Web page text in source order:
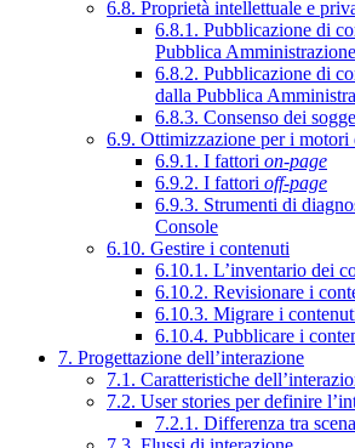
6.8. Proprietà intellettuale e
6.8.1. Pubblicazione di
Pubblica Amministrazione
6.8.2. Pubblicazione di
dalla Pubblica
6.8.3. Consenso dei
6.9. Ottimizzazione per i motori
6.9.1. I fattori on-page
6.9.2. I fattori off-page
6.9.3. Strumenti di
Console
6.10. Gestire i contenuti
6.10.1. L’inventario dei
6.10.2. Revisionare i
6.10.3. Migrare i
6.10.4. Pubblicare i
7. Progettazione dell’interazione
7.1. Caratteristiche
7.2. User stories per definire
7.2.1. Differenza tra